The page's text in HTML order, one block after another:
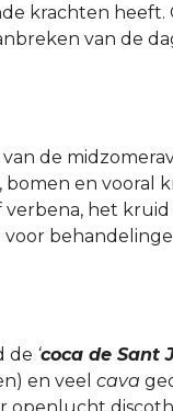
krachten heeft.
van de
de
en vooral
het
de ‘coca de Sant
en veel cava